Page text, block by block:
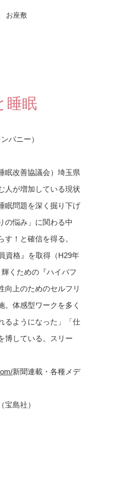
お座敷
睡眠
パニー）
眠改善協議会）埼玉県
人が増加している現状
眠問題を深く掘り下げ
の悩み」に関わる中
！と確信を得る。
資格』を取得（H29年
くための『ハイパフ
向上のためのセルフリ
。体感型ワークを多く
るようになった」「仕
博している。スリー
新聞連載・各種メデ
島社）